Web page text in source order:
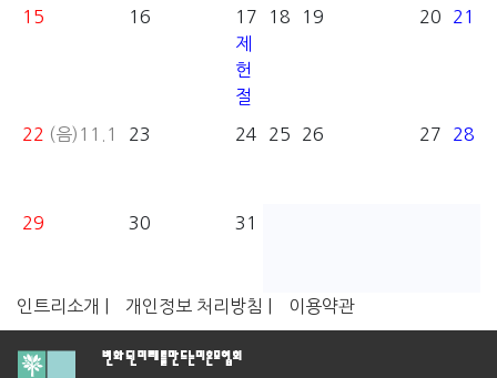
15 16
17
제
헌
절
18 19 20 21
22 (음)11.1 23 24 25 26 27 28
29 30 31
인트리소개 | 개인정보 처리방침 | 이용약관